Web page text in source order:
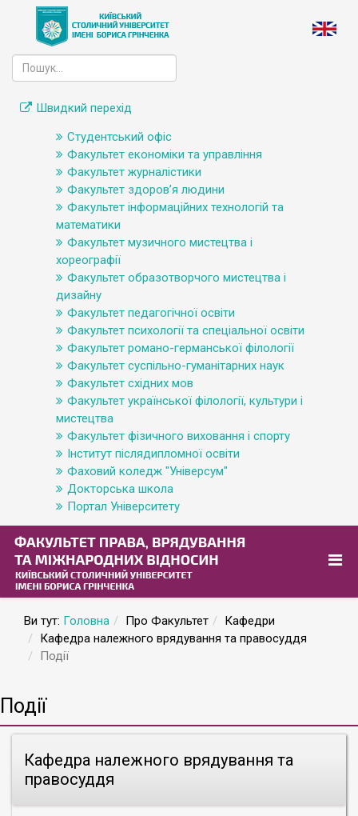
Швидкий перехід
Студентський офіс
Факультет економіки та управління
Факультет журналістики
Факультет здоров’я людини
Факультет інформаційних технологій та
математики
Факультет музичного мистецтва і
хореографії
Факультет образотворчого мистецтва і
дизайну
Факультет педагогічної освіти
Факультет психології та спеціальної освіти
Факультет романо-германської філології
Факультет суспільно-гуманітарних наук
Факультет східних мов
Факультет української філології, культури і
мистецтва
Факультет фізичного виховання і спорту
Інститут післядипломної освіти
Фаховий коледж "Універсум"
Докторська школа
Портал Університету
Ви тут: Головна Про Факультет
Кафедри
Кафедра належного врядування та правосуддя
Події
Кафедра належного врядування та
правосуддя
Події